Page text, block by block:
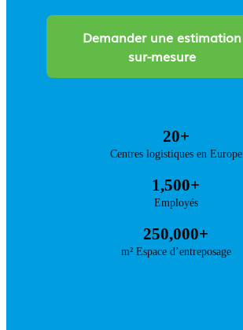
Demander une estimation
sur-mesure
20+
Centres logistiques en Europe
1,500+
Employés
250,000+
m² Espace d’entreposage